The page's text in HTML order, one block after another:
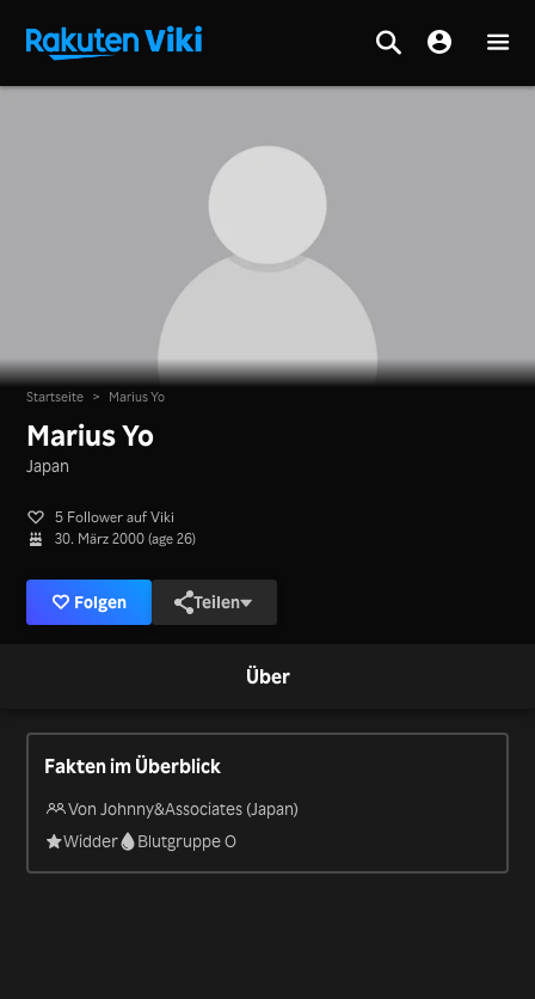
Startseite > Marius Yo
Marius Yo
Japan
5 Follower auf Viki
30. März 2000 (age 26)
Folgen Teilen
Über
Fakten im Überblick
Von Johnny&Associates (Japan)
Widder
Blutgruppe O